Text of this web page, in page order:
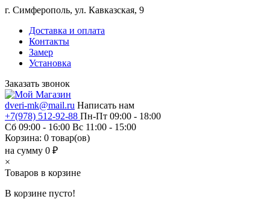
г. Симферополь, ул. Кавказская, 9
Доставка и оплата
Контакты
Замер
Установка
Заказать звонок
dveri-mk@mail.ru Написать нам
+7(978) 512-92-88 Пн-Пт 09:00 - 18:00
Сб 09:00 - 16:00 Вс 11:00 - 15:00
Корзина: 0 товар(ов)
на сумму 0 ₽
×
Товаров в корзине
В корзине пусто!